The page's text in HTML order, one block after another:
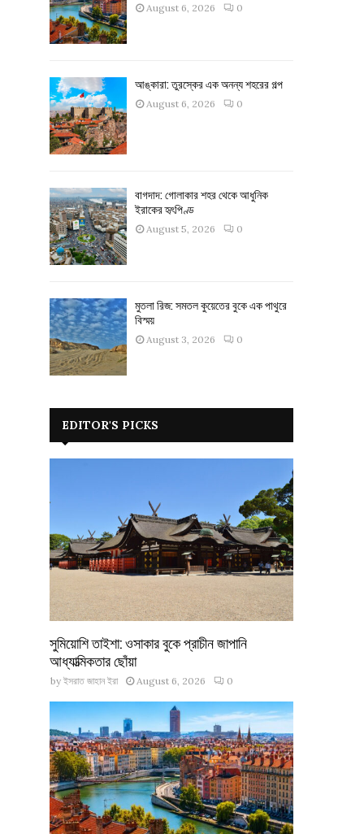
August 6, 2026 0
আঙ্কারা: তুরস্কের এক অনন্য শহরের গল্প
August 6, 2026 0
বাগদাদ: গোলাকার শহর থেকে আধুনিক
ইরাকের হৃৎপিণ্ড
August 5, 2026 0
মুতলা রিজ: সমতল কুয়েতের বুকে এক পাথুরে
বিস্ময়
August 3, 2026 0
EDITOR'S PICKS
সুমিয়োশি তাইশা: ওসাকার বুকে প্রাচীন জাপানি
আধ্যাত্মিকতার ছোঁয়া
by ইসরাত জাহান ইরা August 6, 2026 0